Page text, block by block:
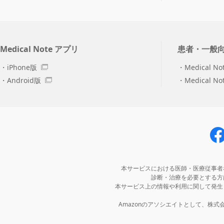
Medical Note アプリ
iPhone版
Android版
患者・一般
Medical
Medical
本サービスにおける医師・医療従事
診断・治療を必要とする
本サービス上の情報や利用に関して発
Amazonのアソシエイトとして、株式